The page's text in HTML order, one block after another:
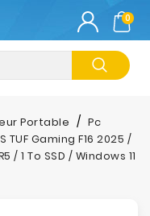
0
Portable
Pc
TUF Gaming F16 2025 /
/ 1 To SSD / Windows 11